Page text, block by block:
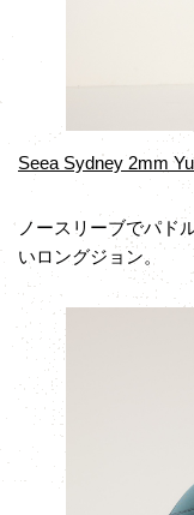
Seea Sydney 2mm
ノースリーブでパド
いロングジョン。